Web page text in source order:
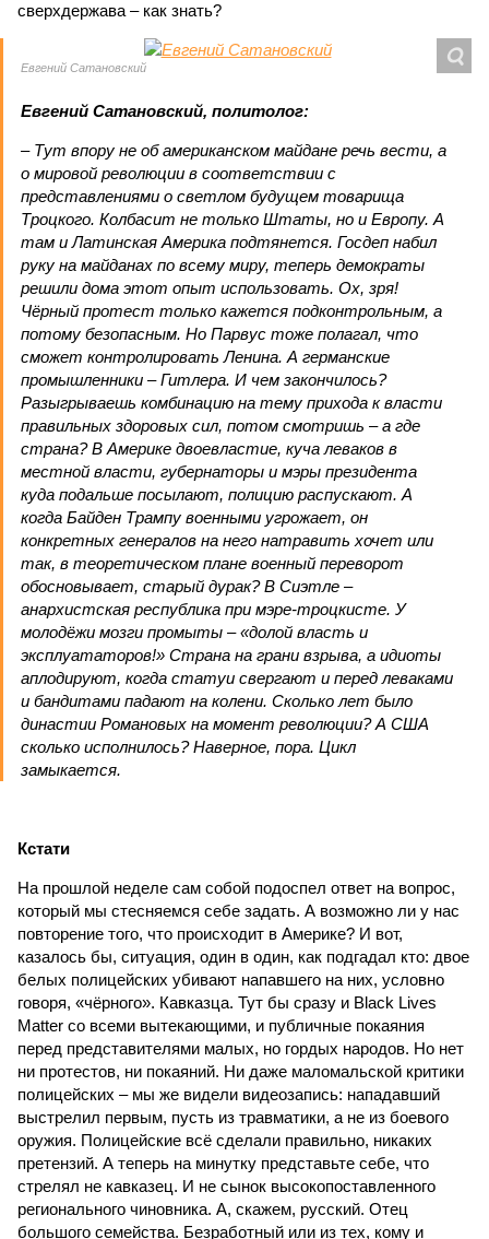
сверхдержава – как знать?
Евгений Сатановский
Евгений Сатановский, политолог:
– Тут впору не об американском майдане речь вести, а
о мировой революции в соответствии с
представлениями о светлом будущем товарища
Троцкого. Колбасит не только Штаты, но и Европу. А
там и Латинская Америка подтянется. Госдеп набил
руку на майданах по всему миру, теперь демократы
решили дома этот опыт использовать. Ох, зря!
Чёрный протест только кажется подконтрольным, а
потому безопасным. Но Парвус тоже полагал, что
сможет контролировать Ленина. А германские
промышленники – Гитлера. И чем закончилось?
Разыгрываешь комбинацию на тему прихода к власти
правильных здоровых сил, потом смотришь – а где
страна? В Америке двоевластие, куча леваков в
местной власти, губернаторы и мэры президента
куда подальше посылают, полицию распускают. А
когда Байден Трампу военными угрожает, он
конкретных генералов на него натравить хочет или
так, в теоретическом плане военный переворот
обосновывает, старый дурак? В Сиэтле –
анархистская республика при мэре-троцкисте. У
молодёжи мозги промыты – «долой власть и
эксплуататоров!» Страна на грани взрыва, а идиоты
аплодируют, когда статуи свергают и перед леваками
и бандитами падают на колени. Сколько лет было
династии Романовых на момент революции? А США
сколько исполнилось? Наверное, пора. Цикл
замыкается.
Кстати
На прошлой неделе сам собой подоспел ответ на вопрос,
который мы стесняемся себе задать. А возможно ли у нас
повторение того, что происходит в Америке? И вот,
казалось бы, ситуация, один в один, как подгадал кто: двое
белых полицейских убивают напавшего на них, условно
говоря, «чёрного». Кавказца. Тут бы сразу и Black Lives
Matter со всеми вытекающими, и публичные покаяния
перед представителями малых, но гордых народов. Но нет
ни протестов, ни покаяний. Ни даже маломальской критики
полицейских – мы же видели видеозапись: нападавший
выстрелил первым, пусть из травматики, а не из боевого
оружия. Полицейские всё сделали правильно, никаких
претензий. А теперь на минутку представьте себе, что
стрелял не кавказец. И не сынок высокопоставленного
регио­нального чиновника. А, скажем, русский. Отец
большого семейства. Безработный или из тех, кому и